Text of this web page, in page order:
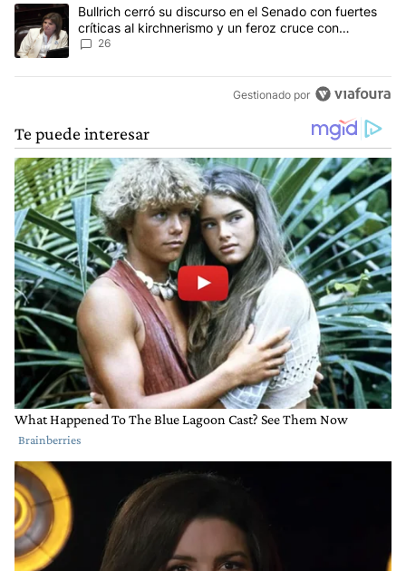
Un artículo de tendencia con el título "Bullrich cerró su discurso
Bullrich cerró su discurso en el Senado con fuertes
críticas al kirchnerismo y un feroz cruce con
Capitanich al que le gritó “¡cállate!”
26
Gestionado por